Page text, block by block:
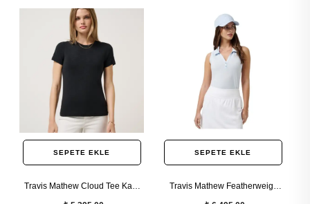
SEPETE EKLE
Travis Mathew Cloud Tee Kadın
SEPETE EKLE
Travis Mathew Featherweight